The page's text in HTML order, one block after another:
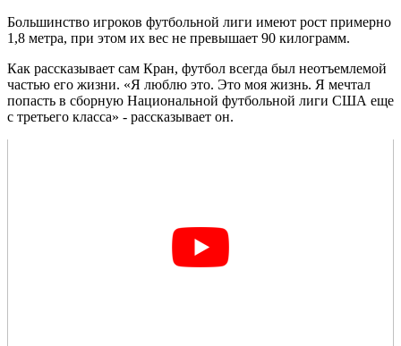
Большинство игроков футбольной лиги имеют рост примерно
1,8 метра, при этом их вес не превышает 90 килограмм.
Как рассказывает сам Кран, футбол всегда был неотъемлемой
частью его жизни. «Я люблю это. Это моя жизнь. Я мечтал
попасть в сборную Национальной футбольной лиги США еще
с третьего класса» - рассказывает он.